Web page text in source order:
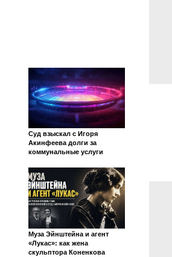
Суд взыскал с Игоря
Акинфеева долги за
коммунальные услуги
Муза Эйнштейна и агент
«Лукас»: как жена
скульптора Коненкова